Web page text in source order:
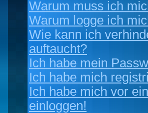
Warum muss ich
Warum logge ich
Wie kann ich
auftaucht?
Ich habe mein
Ich habe mich
Ich habe mich vor
einloggen!